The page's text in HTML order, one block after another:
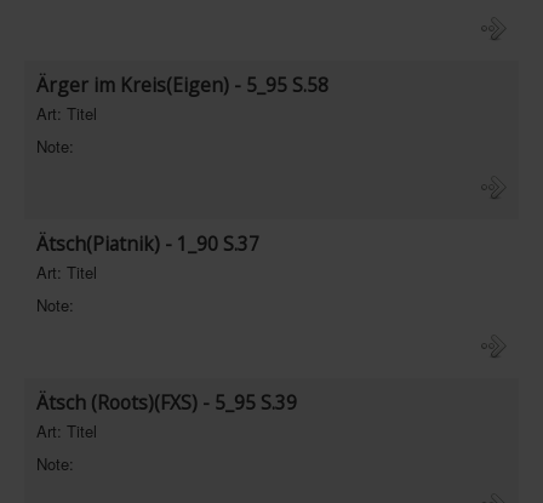
Ärger im Kreis(Eigen) - 5_95 S.58
Art: Titel
Note:
Ätsch(Piatnik) - 1_90 S.37
Art: Titel
Note:
Ätsch (Roots)(FXS) - 5_95 S.39
Art: Titel
Note: